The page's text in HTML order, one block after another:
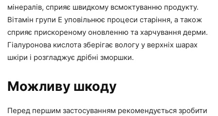
мінералів, сприяє швидкому всмоктуванню продукту.
Вітамін групи Е уповільнює процеси старіння, а також
сприяє прискореному оновленню та харчування дерми.
Гіалуронова кислота зберігає вологу у верхніх шарах
шкіри і розгладжує дрібні зморшки.
Можливу шкоду
Перед першим застосуванням рекомендується зробити